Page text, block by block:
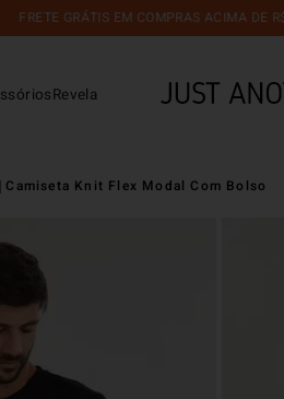
EM COMPRAS ACIMA DE R$ 499,90
Revela
Camiseta Knit Flex Modal Com Bolso